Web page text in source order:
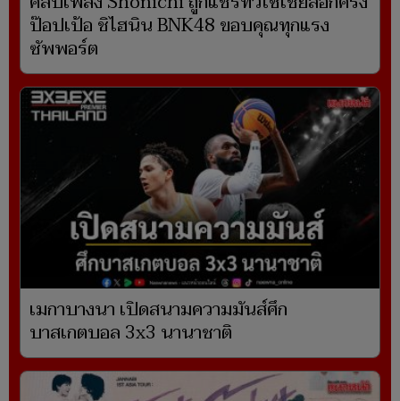
ป๊อปเป้อ ชิไฮนิน BNK48 ขอบคุณทุกแรง
ซัพพอร์ต
เมกาบางนา เปิดสนามความมันส์ศึก
บาสเกตบอล 3x3 นานาชาติ